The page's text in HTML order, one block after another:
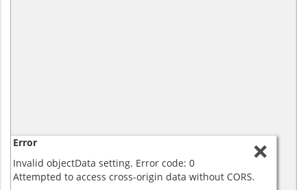
Error
Invalid objectData setting. Error code: 0
Attempted to access cross-origin data without CORS.